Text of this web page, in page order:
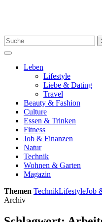
Search
for:
Menu
Leben
Lifestyle
Liebe & Dating
Travel
Beauty & Fashion
Culture
Essen & Trinken
Fitness
Job & Finanzen
Natur
Technik
Wohnen & Garten
Magazin
Themen TechnikLifestyleJob
Archiv